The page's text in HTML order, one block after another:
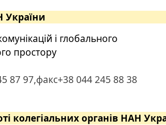
України
і глобального
простору
87 97,факс+38 044 245 88 38
колегіальних органів НАН